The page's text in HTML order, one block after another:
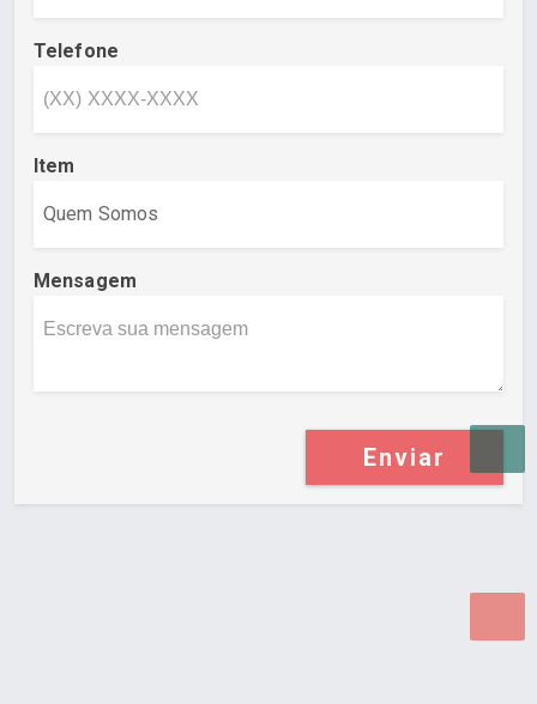
Telefone
Item
Mensagem
Enviar